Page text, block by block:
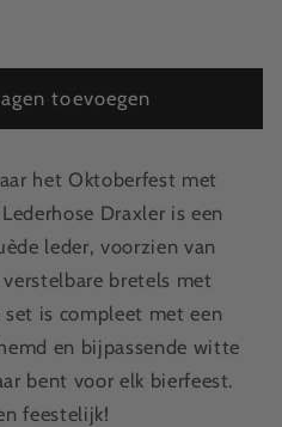
toevoegen
het Oktoberfest met
Draxler is een
leder, voorzien van
bretels met
is compleet met een
en bijpassende witte
bent voor elk bierfeest.
feestelijk!